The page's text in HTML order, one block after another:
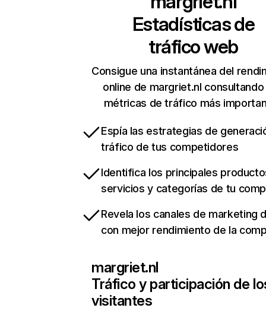
Estadísticas de
tráfico web
Consigue una instantánea del
online de margriet.nl
métricas de tráfico más
Espía las estrategias de
tráfico de tus competidores
Identifica los principales
servicios y categorías de tu
Revela los canales de marketing
con mejor rendimiento de la
margriet.nl
Tráfico y participación de
visitantes